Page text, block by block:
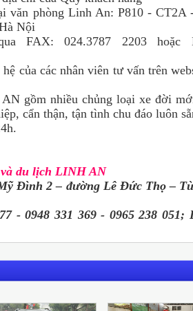
phòng Linh An: P810 - CT2A
Nội
024.3787 2203 hoặc
của các nhân viên tư vấn trên
gồm nhiều chủng loại xe đời
cẩn thận, tận tình chu đáo luôn
du lịch LINH AN
Đình 2 – đường Lê Đức Thọ –
- 0948 331 369 - 0965 238 051;